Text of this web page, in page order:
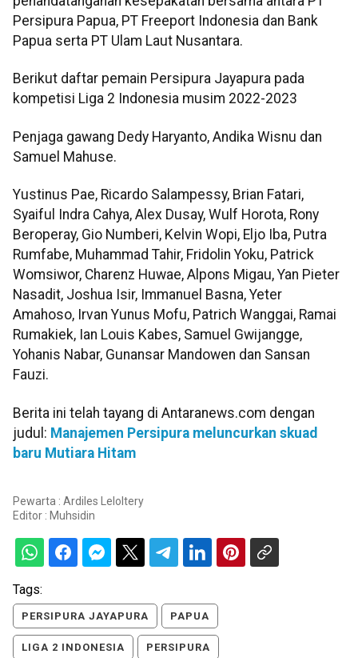
Persipura Papua, PT Freeport Indonesia dan Bank
Papua serta PT Ulam Laut Nusantara.
Berikut daftar pemain Persipura Jayapura pada
kompetisi Liga 2 Indonesia musim 2022-2023
Penjaga gawang Dedy Haryanto, Andika Wisnu dan
Samuel Mahuse.
Yustinus Pae, Ricardo Salampessy, Brian Fatari,
Syaiful Indra Cahya, Alex Dusay, Wulf Horota, Rony
Beroperay, Gio Numberi, Kelvin Wopi, Eljo Iba, Putra
Rumfabe, Muhammad Tahir, Fridolin Yoku, Patrick
Womsiwor, Charenz Huwae, Alpons Migau, Yan Pieter
Nasadit, Joshua Isir, Immanuel Basna, Yeter
Amahoso, Irvan Yunus Mofu, Patrich Wanggai, Ramai
Rumakiek, Ian Louis Kabes, Samuel Gwijangge,
Yohanis Nabar, Gunansar Mandowen dan Sansan
Fauzi.
Berita ini telah tayang di Antaranews.com dengan
judul: Manajemen Persipura meluncurkan skuad
baru Mutiara Hitam
Pewarta : Ardiles Leloltery
Editor : Muhsidin
Tags:
PERSIPURA JAYAPURA PAPUA
LIGA 2 INDONESIA PERSIPURA